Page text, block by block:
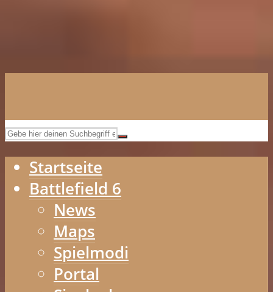
Startseite
Battlefield 6
News
Maps
Spielmodi
Portal